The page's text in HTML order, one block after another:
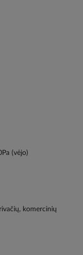
(vėjo)
komercinių